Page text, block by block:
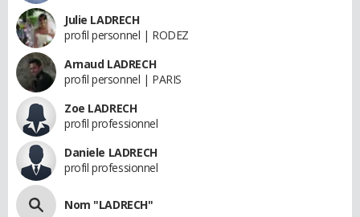
Julie LADRECH
profil personnel | RODEZ
Arnaud LADRECH
profil personnel | PARIS
Zoe LADRECH
profil professionnel
Daniele LADRECH
profil professionnel
Nom "LADRECH"